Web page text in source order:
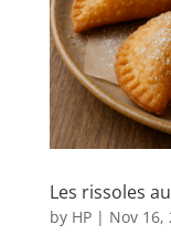
Les rissoles
by HP| Nov 16,